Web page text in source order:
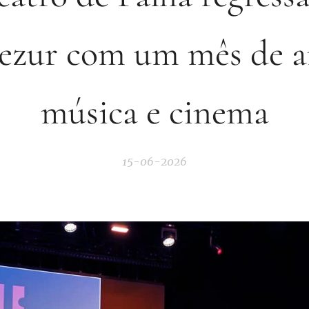
com um mês de
música e cinema
15-06-2026